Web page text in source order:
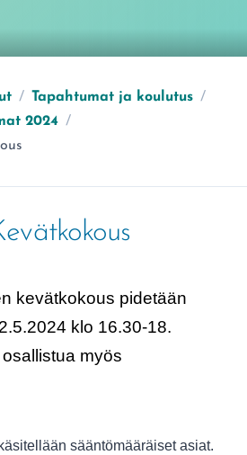
/ Tapahtumat ja koulutus /
2024 /
kevätkokous pidetään
klo 16.30-18.
myös
sääntömääräiset asiat.